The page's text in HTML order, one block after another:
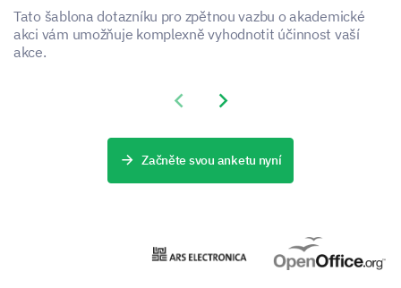
What is your gender?
What is your highest level of education?
High School
Master's Degree
Tato šablona dotazníku pro zpětnou vazbu o akademické
akci vám umožňuje komplexně vyhodnotit účinnost vaší
akce.
Previous slide
Next slide
Začněte svou anketu nyní